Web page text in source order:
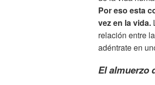
Por eso esta
vez en la vida.
relación entre
adéntrate en
El almuerzo